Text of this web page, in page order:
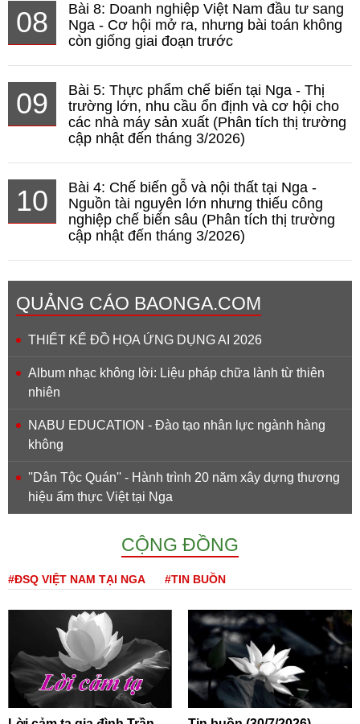
08
Bài 8: Doanh nghiệp Việt Nam đầu tư sang
Nga - Cơ hội mở ra, nhưng bài toán không
còn giống giai đoạn trước
09
Bài 5: Thực phẩm chế biến tại Nga - Thị
trường lớn, nhu cầu ổn định và cơ hội cho
các nhà máy sản xuất (Phân tích thị trường
cập nhật đến tháng 3/2026)
10
Bài 4: Chế biến gỗ và nội thất tại Nga -
Nguồn tài nguyên lớn nhưng thiếu công
nghiệp chế biến sâu (Phân tích thị trường
cập nhật đến tháng 3/2026)
QUẢNG CÁO BAONGA.COM
THIẾT KẾ ĐỒ HỌA ỨNG DỤNG AI 2026
Album nhạc không lời: Liệu pháp chữa lành từ thiên
nhiên
NABU EDUCATION - Đào tạo nhân lực ngành hàng
không
''Dân Tộc Quán'' - Hành trình 20 năm xây dựng thương
hiệu ẩm thực Việt tại Nga
CỘNG ĐỒNG
#ĐSQ VIỆT NAM TẠI NGA #TIN BUỒN